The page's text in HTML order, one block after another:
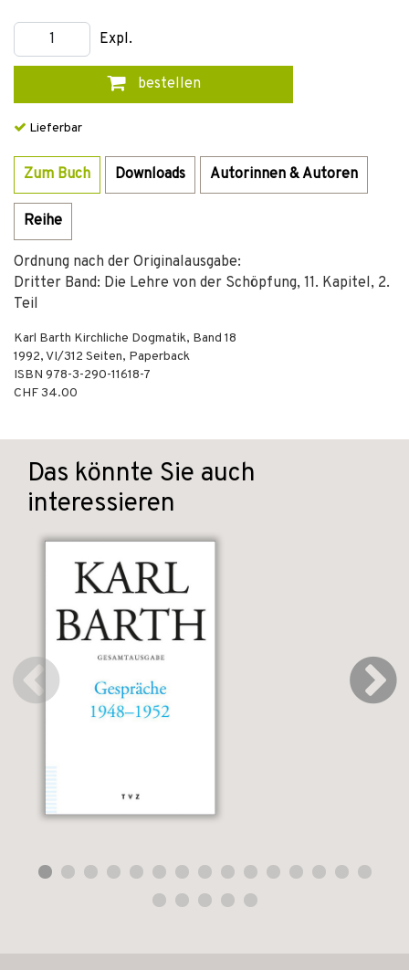
Expl.
bestellen
Lieferbar
Zum Buch Downloads Autorinnen & Autoren
Reihe
Ordnung nach der Originalausgabe:
Dritter Band: Die Lehre von der Schöpfung, 11. Kapitel, 2.
Teil
Karl Barth Kirchliche Dogmatik, Band 18
1992,VI/312 Seiten, Paperback
ISBN 978-3-290-11618-7
CHF 34.00
Das könnte Sie auch
interessieren